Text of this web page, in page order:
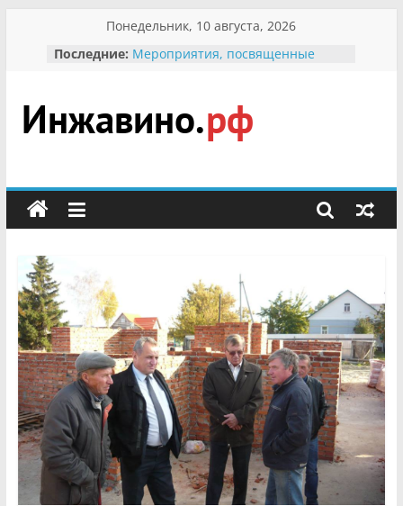
содержимому
Понедельник, 10 августа, 2026
Последние: Мероприятия, посвященные
гражданин Инжавинского округа»
участнице Великой
Отечественной, фронтовичке
Безопасность в сети Интернет
мероприятии «Сохраним
В вольере Воронинского
заповедника родились крапчатые
суслики
Инжавино.рф
сельский
портал